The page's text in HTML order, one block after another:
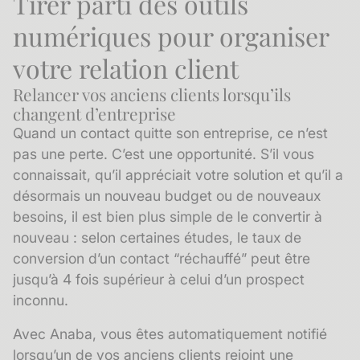
numériques pour organiser
votre relation client
Relancer vos anciens clients lorsqu’ils
changent d’entreprise
Quand un contact quitte son entreprise, ce n’est
pas une perte. C’est une opportunité. S’il vous
connaissait, qu’il appréciait votre solution et qu’il a
désormais un nouveau budget ou de nouveaux
besoins, il est bien plus simple de le convertir à
nouveau : selon certaines études, le taux de
conversion d’un contact “réchauffé” peut être
jusqu’à 4 fois supérieur à celui d’un prospect
inconnu.
Avec Anaba, vous êtes automatiquement notifié
lorsqu’un de vos anciens clients rejoint une